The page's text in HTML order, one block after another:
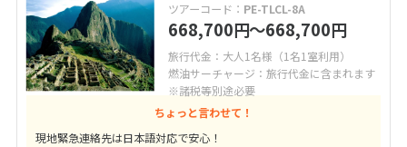
ツアーコード： PE-TLCL-8A
668,700円〜668,700円
旅行代金：大人1名様（1名1室利用）
燃油サーチャージ：旅行代金に含まれます
※諸税等別途必要
ちょっと言わせて！
現地緊急連絡先は日本語対応で安心！